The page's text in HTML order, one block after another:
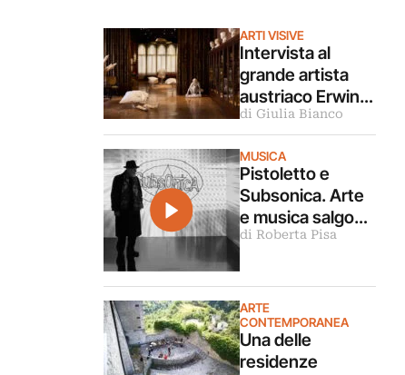
ARTI VISIVE
Intervista al
grande artista
austriaco Erwin
Wurm (che è in
mostra
a Venezia)
di Giulia Bianco
MUSICA
Pistoletto e
Subsonica. Arte
e musica salgono
sul palco a Roma
di Roberta Pisa
ARTE
CONTEMPORANEA
Una delle
residenze